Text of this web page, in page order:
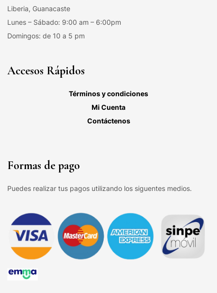
Liberia, Guanacaste
Lunes – Sábado: 9:00 am – 6:00pm
Domingos: de 10 a 5 pm
Accesos Rápidos
Términos y condiciones
Mi Cuenta
Contáctenos
Formas de pago
Puedes realizar tus pagos utilizando los siguentes medios.